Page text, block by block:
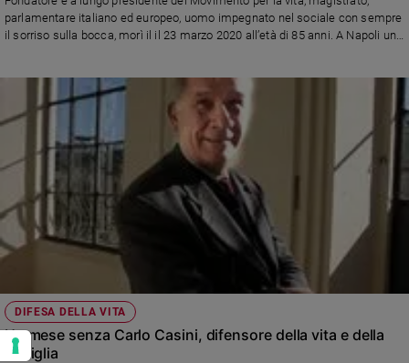
parlamentare italiano ed europeo, uomo impegnato nel sociale con sempre
il sorriso sulla bocca, morì il il 23 marzo 2020 all’età di 85 anni. A Napoli un
DIFESA DELLA VITA
Un mese senza Carlo Casini, difensore della vita e della
famiglia